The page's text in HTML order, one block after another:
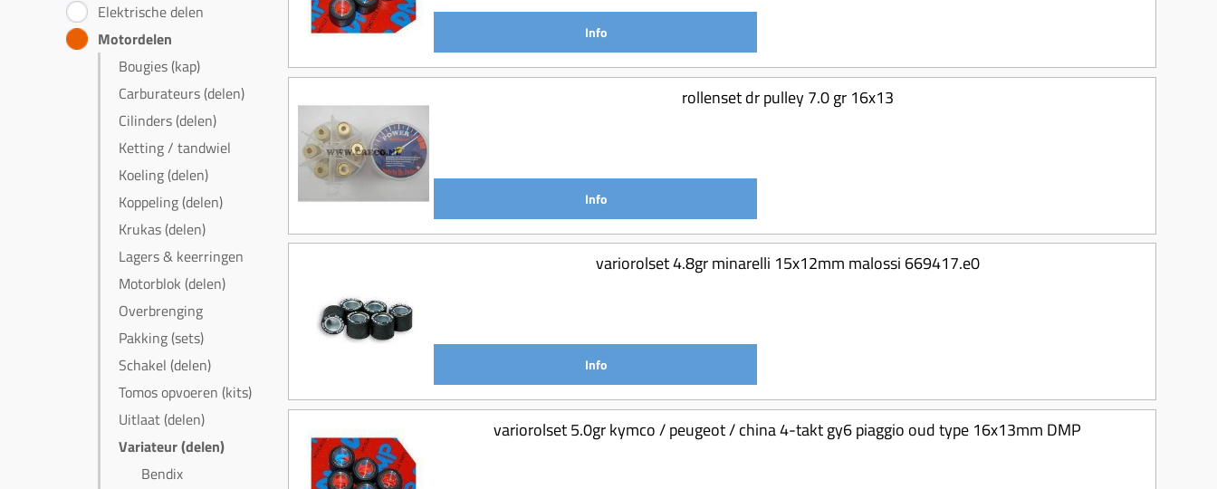
Elektrische delen
Motordelen
Bougies (kap)
Carburateurs (delen)
Cilinders (delen)
Ketting / tandwiel
Koeling (delen)
Koppeling (delen)
Krukas (delen)
Lagers & keerringen
Motorblok (delen)
Overbrenging
Pakking (sets)
Schakel (delen)
Tomos opvoeren (kits)
Uitlaat (delen)
Variateur (delen)
Bendix
Info
rollenset dr pulley 7.0 gr 16x13
Info
variorolset 4.8gr minarelli 15x12mm malossi 669417.e0
Info
variorolset 5.0gr kymco / peugeot / china 4-takt gy6 piaggio oud type 16x13mm DMP